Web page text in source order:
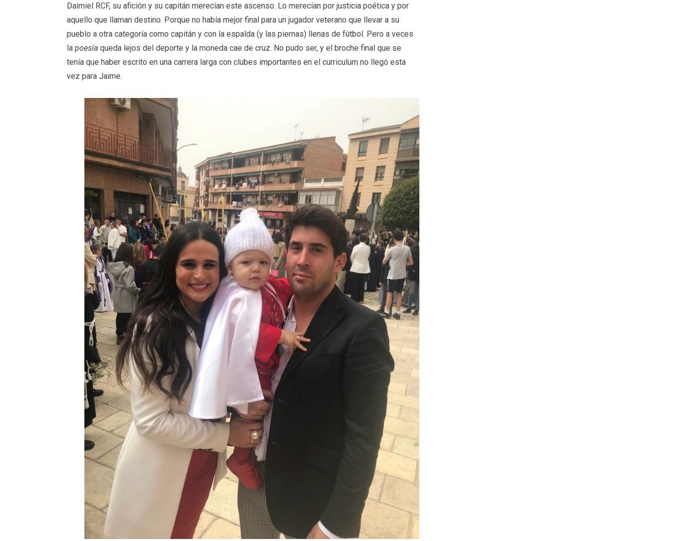
Daimiel RCF, su afición y su capitán merecían este ascenso. Lo merecían por justicia poética y por
aquello que llaman destino. Porque no había mejor final para un jugador veterano que llevar a su
pueblo a otra categoría como capitán y con la espalda (y las piernas) llenas de fútbol. Pero a veces
la poesía queda lejos del deporte y la moneda cae de cruz. No pudo ser, y el broche final que se
tenía que haber escrito en una carrera larga con clubes importantes en el curriculum no llegó esta
vez para Jaime.